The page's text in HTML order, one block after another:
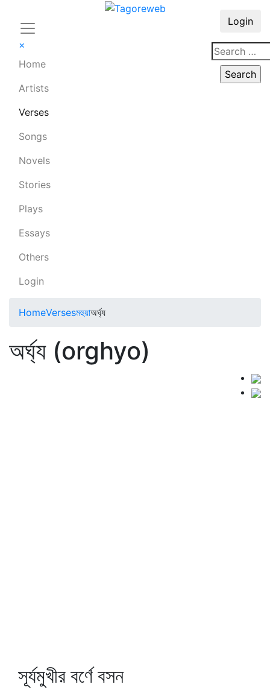
×
Home
Artists
Verses
Songs
Novels
Stories
Plays
Essays
Others
Login
Login
HomeVersesমহুয়াঅর্ঘ্য
অর্ঘ্য (orghyo)
সূর্যমুখীর বর্ণে বসন